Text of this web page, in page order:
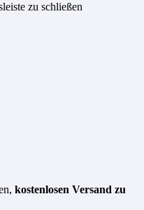
zu schließen
kostenlosen Versand zu